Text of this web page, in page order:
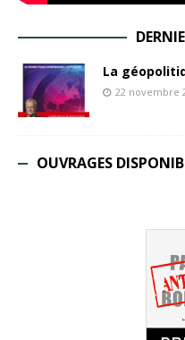
La
22 novembre
OUVRAGES